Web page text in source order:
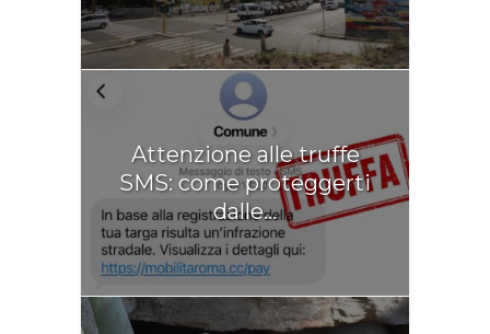
Attenzione alle truffe
SMS: come proteggerti
dalle...